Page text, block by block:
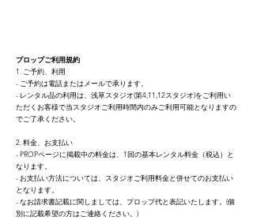
プロップご利用規約
1. ご予約、利用
- ご予約は電話またはメールで承ります。
- レンタル品の利用は、浅草スタジオ(第4,11,12スタジオ)をご利用い
ただくお客様で当スタジオご利用時間内のみご利用可能となりますの
でご了承ください。
2. 料金、お支払い
- PROPページに掲載中の料金は、1回の基本レンタル料金（税込）と
なり ます。
- お支払い方法については、スタジオご利用料金と併せてのお支払い
となります。
- なお請求書記載に関しましては、プロップ代と表記いたします。(個
別に記載希望の方はご連絡ください。)